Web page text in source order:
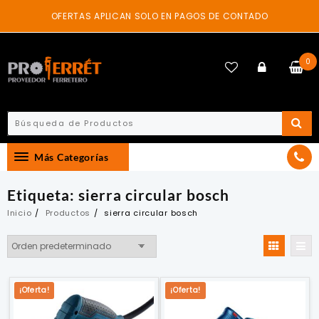
content
OFERTAS APLICAN SOLO EN PAGOS DE CONTADO
0
Más Categorías
Etiqueta: sierra circular bosch
Inicio Productos sierra circular bosch
¡Oferta! ¡Oferta!